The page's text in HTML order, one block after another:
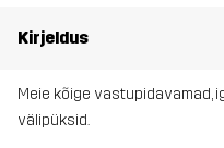
Kirjeldus
Meie kõige vastupidavamad,
välipüksid.